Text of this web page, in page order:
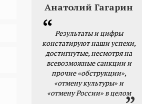
Анатолий Гагарин
Результаты и цифры
констатируют наши успехи,
достигнутые, несмотря на
всевозможные санкции и
прочие «обструкции»,
«отмену культуры» и
«отмену России» в целом